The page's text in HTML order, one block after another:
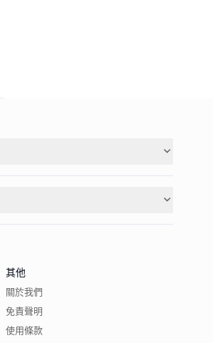
其他
關於我們
免責聲明
使用條款